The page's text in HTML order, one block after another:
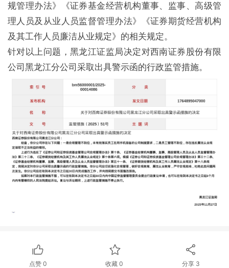
规管理办法》《证券基金经营机构董事、监事、高级管
理人员及从业人员监督管理办法》《证券期货经营机构
及其工作人员廉洁从业规定》的相关规定。
针对以上问题，黑龙江证监局决定对西南证券股份有限
公司黑龙江分公司采取出具警示函的行政监管措施。
点赞0 收藏0 分享 3